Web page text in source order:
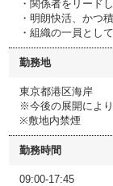
・関係者をリード
・明朗快活、かつ
・組織の一員とし
勤務地
東京都港区海岸
※今後の展開によ
※敷地内禁煙
勤務時間
09:00-17:45